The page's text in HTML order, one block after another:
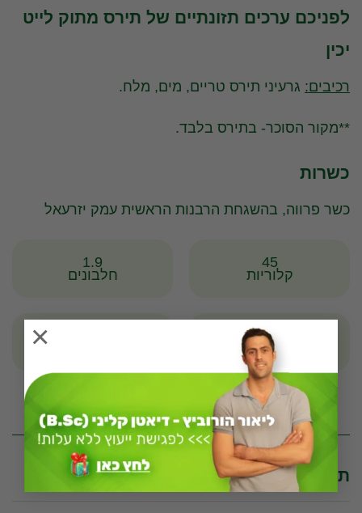
×
לפניכם ערכים תזונתיים של תירס מתוק לייט
יכין
רכיבים: גרעיני תירס טריים, מים, מלח.
**מקור הסוכר- בתירס בלבד.
כשרות
כשר פרווה, בהשגחת הרבנות הראשית עמק יזרעאל
45
קלוריות
1.9
חלבונים
0.9
שומנים
* לפי יחידה מדידה של 100 גרם
תכונות וערכים תזונתיים לפי יחידת מידה